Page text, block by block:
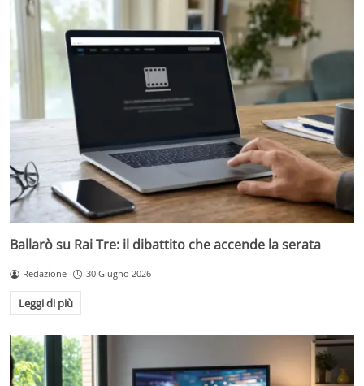
Ballarò su Rai Tre: il dibattito che accende la serata
Redazione 30 Giugno 2026
Leggi di più